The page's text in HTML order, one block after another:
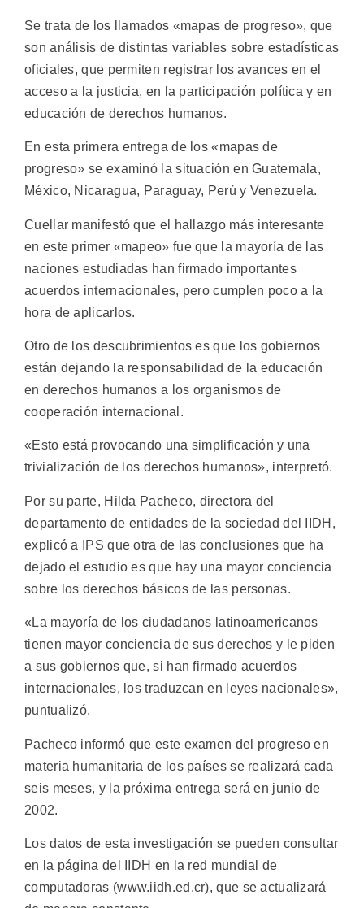
Se trata de los llamados «mapas de progreso», que
son análisis de distintas variables sobre estadísticas
oficiales, que permiten registrar los avances en el
acceso a la justicia, en la participación política y en
educación de derechos humanos.
En esta primera entrega de los «mapas de
progreso» se examinó la situación en Guatemala,
México, Nicaragua, Paraguay, Perú y Venezuela.
Cuellar manifestó que el hallazgo más interesante
en este primer «mapeo» fue que la mayoría de las
naciones estudiadas han firmado importantes
acuerdos internacionales, pero cumplen poco a la
hora de aplicarlos.
Otro de los descubrimientos es que los gobiernos
están dejando la responsabilidad de la educación
en derechos humanos a los organismos de
cooperación internacional.
«Esto está provocando una simplificación y una
trivialización de los derechos humanos», interpretó.
Por su parte, Hilda Pacheco, directora del
departamento de entidades de la sociedad del IIDH,
explicó a IPS que otra de las conclusiones que ha
dejado el estudio es que hay una mayor conciencia
sobre los derechos básicos de las personas.
«La mayoría de los ciudadanos latinoamericanos
tienen mayor conciencia de sus derechos y le piden
a sus gobiernos que, si han firmado acuerdos
internacionales, los traduzcan en leyes nacionales»,
puntualizó.
Pacheco informó que este examen del progreso en
materia humanitaria de los países se realizará cada
seis meses, y la próxima entrega será en junio de
2002.
Los datos de esta investigación se pueden consultar
en la página del IIDH en la red mundial de
computadoras (www.iidh.ed.cr), que se actualizará